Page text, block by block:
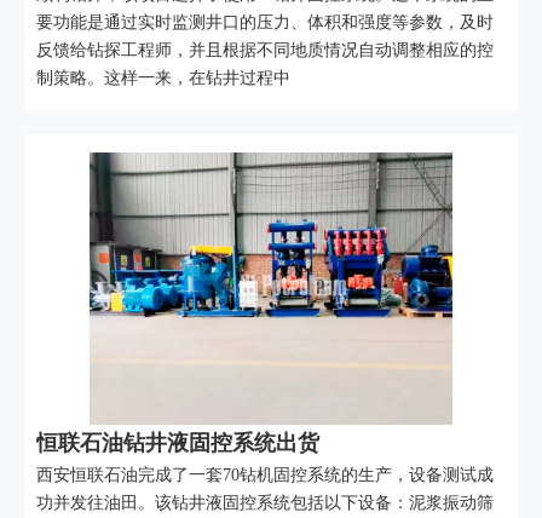
要功能是通过实时监测井口的压力、体积和强度等参数，及时
反馈给钻探工程师，并且根据不同地质情况自动调整相应的控
制策略。这样一来，在钻井过程中
恒联石油钻井液固控系统出货
西安恒联石油完成了一套70钻机固控系统的生产，设备测试成
功并发往油田。该钻井液固控系统包括以下设备：泥浆振动筛